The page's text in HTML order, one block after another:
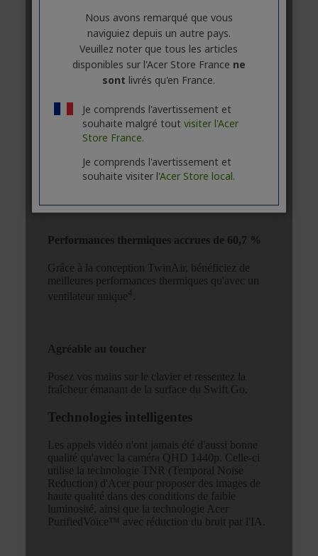
Nous avons remarqué que vous
naviguiez depuis un autre pays.
Veuillez noter que tous les articles
disponibles sur l'Acer Store France ne
sont livrés qu'en France.
Je comprends l'avertissement et
souhaite malgré tout visiter l'Acer
Store France.
Je comprends l'avertissement et
souhaite visiter l'Acer Store local.